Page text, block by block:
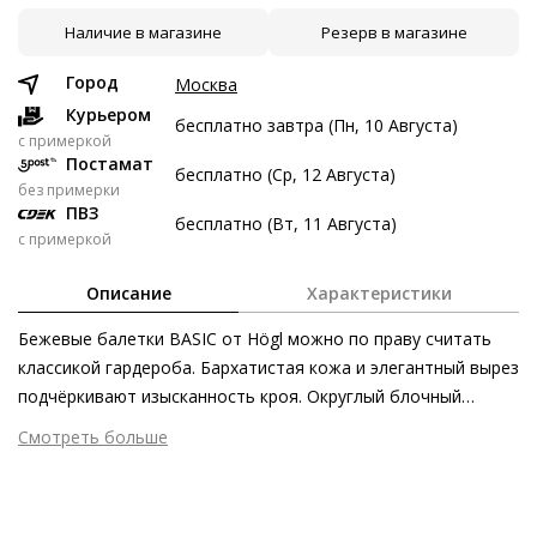
9 авг
23 авг
20 сен
Без переплат
Долями
Разделите стоимость покупки
Заплатите сейчас только часть, а оставшееся будем
Затем по 3 847 ₽ раз в 2 недели
Наличие в магазине Резерв в магазине
Город
Москва
Курьером
c примеркой
бесплатно завтра (Пн, 10 Августа)
Постамат
без примерки
бесплатно (Ср, 12 Августа)
ПВЗ
с примеркой
бесплатно (Вт, 11 Августа)
Описание Характеристики
Бежевые балетки BASIC от Högl можно по праву считать
классикой гардероба. Бархатистая кожа и элегантный вырез
подчёркивают изысканность кроя. Округлый блочный
каблук и слегка заострённая форма носка завершают
силуэт, а невероятно мягкая кожаная подкладка заботится
Смотреть больше